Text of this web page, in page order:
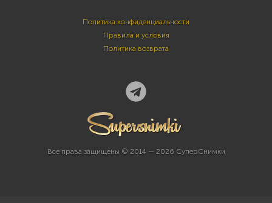
Политика конфиденциальности
Правила и условия
Политика возврата
Все права защищены © 2014 — 2026 СуперСнимки